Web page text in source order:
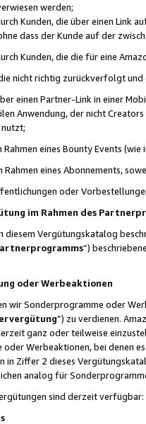
werden;
Kunden, die über einen Link
dass der Kunde auf der
Kunden, die die für eine
nicht richtig zurückverfolgt
einen Partner-Link in einer
Anwendung, der nicht
eines Bounty Events
eines Abonnements,
oder
im Rahmen des
diesem Vergütungskatalog
“)
oder Werbeaktionen
wir Sonderprogramme oder
”) zu verdienen.
ganz oder teilweise
Werbeaktionen, bei denen
in Ziffer 2 dieses
analog für
sind derzeit verfügbar: